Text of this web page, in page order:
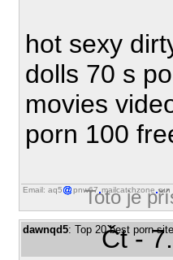
hot sexy
dolls 70 s
movies
porn 100
Email: aq5 pnw67 mailcatchzone run
Toto je
dawnqd5: Top 20 best porn
Čt -